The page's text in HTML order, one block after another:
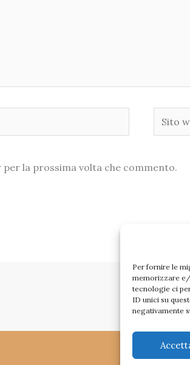
Per fornire le
memorizzare e/
tecnologie ci
ID unici su
negativamente
Sito
web
per la prossima volta che commento.